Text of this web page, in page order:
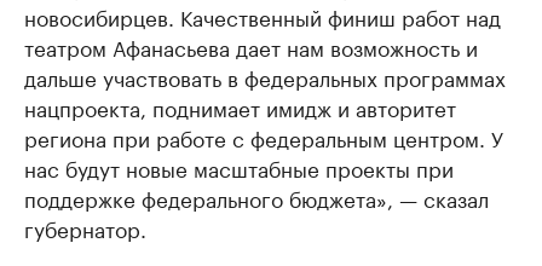
новосибирцев. Качественный финиш работ над
театром Афанасьева дает нам возможность и
дальше участвовать в федеральных программах
нацпроекта, поднимает имидж и авторитет
региона при работе с федеральным центром. У
нас будут новые масштабные проекты при
поддержке федерального бюджета», — сказал
губернатор.